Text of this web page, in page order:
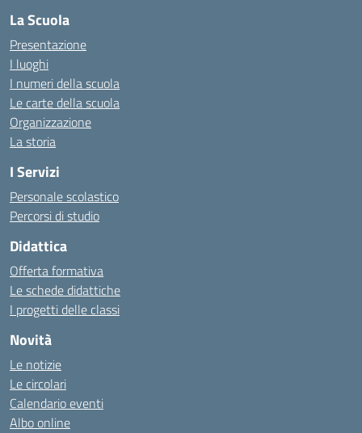
La Scuola
Presentazione
I luoghi
I numeri della scuola
Le carte della scuola
Organizzazione
La storia
I Servizi
Personale scolastico
Percorsi di studio
Didattica
Offerta formativa
Le schede didattiche
I progetti delle classi
Novità
Le notizie
Le circolari
Calendario eventi
Albo online